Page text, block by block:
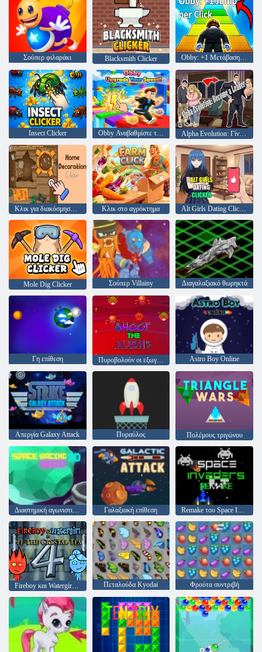
Σούπερ φιλαράκι Blacksmith Clicker Obby: +1 Μετάβαση ανά κλικ
Insect Clicker Obby Αναβαθμίστε την ταχύτητά σας! Alpha Evolution: Γίνε ηγέτης
Κλικ για διακόσμηση σπιτιού Κλικ στο αγρόκτημα Alt Girls Dating Clicker
Mole Dig Clicker Σούπερ Villainy Διαγαλαξιακό θωρηκτά
Γη επίθεση Πυροβολούν οι εξωγήινοι Astro Boy Online
Απεργία Galaxy Attack Πυραύλος Πολέμους τριγώνου
Διαστημική αγωνιστική 3D: άκυρη Γαλαξιακή επίθεση Remake του Space Invaders
Πεταλούδα Kyodai Φρούτα συντριβή